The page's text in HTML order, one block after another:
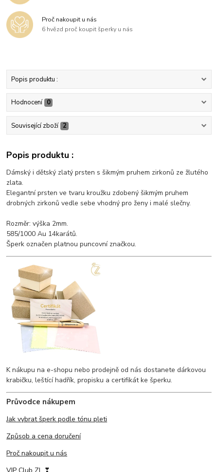
Proč nakoupit u nás
6 hvězd proč koupit šperky u nás
Popis produktu :
Hodnocení 0
Související zboží 2
Popis produktu :
Dámský i dětský zlatý prsten s šikmým pruhem zirkonů ze žlutého
zlata.
Elegantní prsten ve tvaru kroužku zdobený šikmým pruhem
drobných zirkonů vedle sebe vhodný pro ženy i malé slečny.
Rozměr: výška 2mm.
585/1000 Au 14karátů.
Šperk označen platnou puncovní značkou.
K nákupu na e-shopu nebo prodejně od nás dostanete dárkovou
krabičku, leštící hadřík, propisku a certifikát ke šperku.
Průvodce nákupem
Jak vybrat šperk podle tónu pleti
Způsob a cena doručení
Proč nakoupit u nás